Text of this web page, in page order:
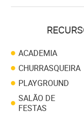
ACADEMIA
CHURRASQUEIRA
PLAYGROUND
SALÃO DE
FESTAS